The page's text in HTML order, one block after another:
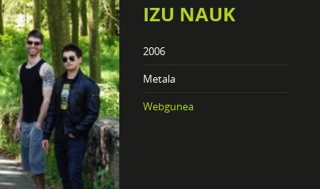
IZU NAUK
2006
Metala
Webgunea